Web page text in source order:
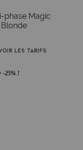
phase Magic
voir les tarifs
-25% !